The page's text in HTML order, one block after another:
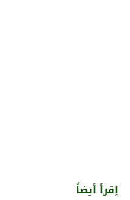
إقرأ أيضاً